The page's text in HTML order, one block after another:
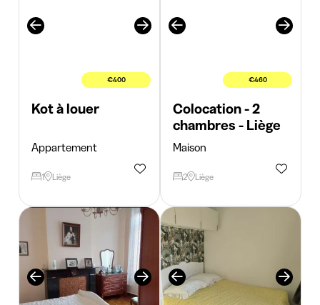
€400
Kot à louer
Appartement
1 Liège
€460
Colocation - 2
chambres - Liège
Maison
2 Liège